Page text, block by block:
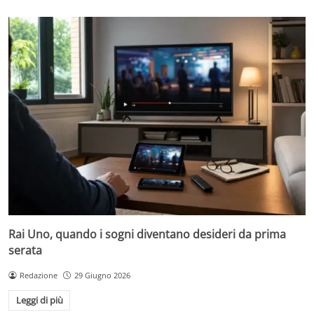
Rai Uno, quando i sogni diventano desideri da prima
serata
Redazione 29 Giugno 2026
Leggi di più